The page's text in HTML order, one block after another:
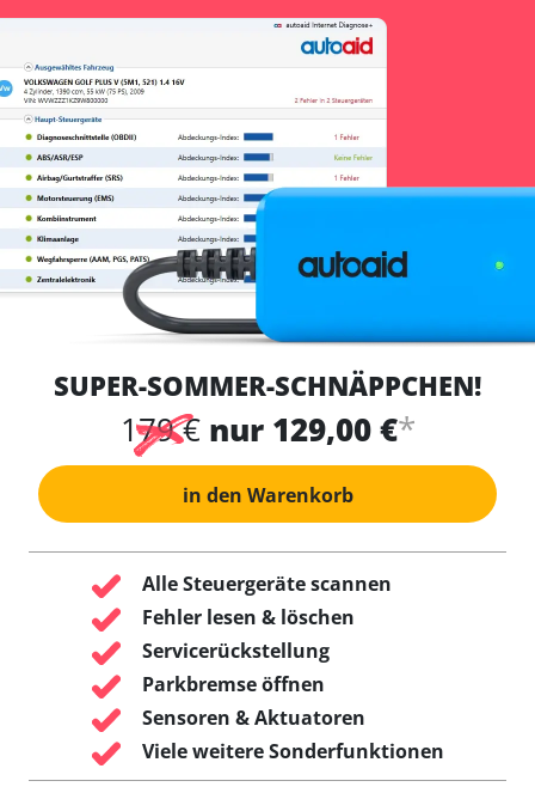
SUPER-SOMMER-SCHNÄPPCHEN!
179 € nur 129,00 €*
in den Warenkorb
Alle Steuergeräte scannen
Fehler lesen & löschen
Servicerückstellung
Parkbremse öffnen
Sensoren & Aktuatoren
Viele weitere Sonderfunktionen